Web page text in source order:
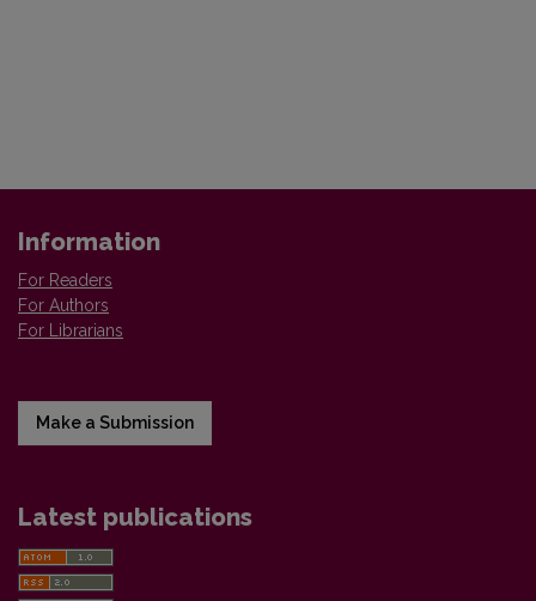
Information
For Readers
For Authors
For Librarians
Make a Submission
Latest publications